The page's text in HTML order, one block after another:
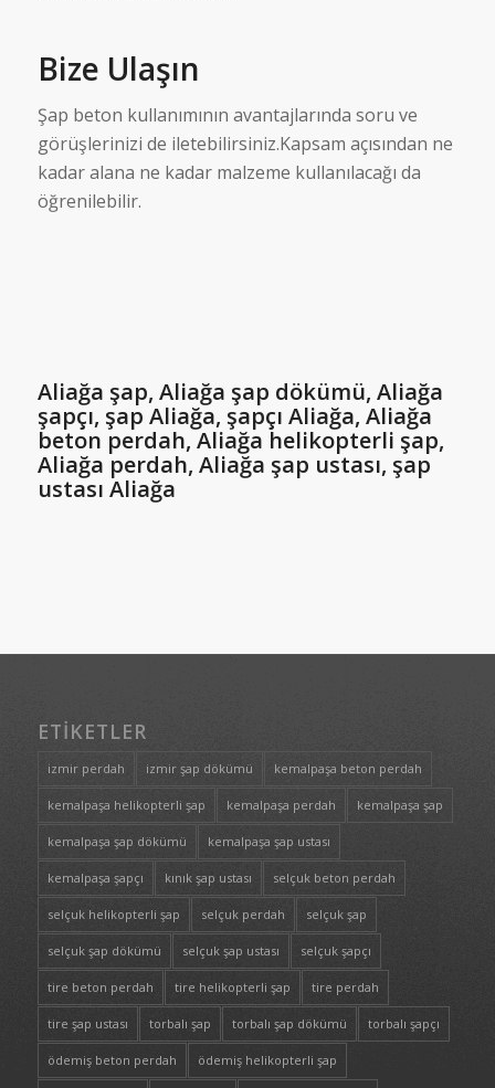
Bize Ulaşın
Şap beton kullanımının avantajlarında soru ve
görüşlerinizi de iletebilirsiniz.Kapsam açısından ne
kadar alana ne kadar malzeme kullanılacağı da
öğrenilebilir.
Aliağa şap, Aliağa şap dökümü, Aliağa
şapçı, şap Aliağa, şapçı Aliağa, Aliağa
beton perdah, Aliağa helikopterli şap,
Aliağa perdah, Aliağa şap ustası, şap
ustası Aliağa
ETIKETLER
izmir perdah izmir şap dökümü kemalpaşa beton perdah
kemalpaşa helikopterli şap kemalpaşa perdah kemalpaşa şap
kemalpaşa şap dökümü kemalpaşa şap ustası
kemalpaşa şapçı kınık şap ustası selçuk beton perdah
selçuk helikopterli şap selçuk perdah selçuk şap
selçuk şap dökümü selçuk şap ustası selçuk şapçı
tire beton perdah tire helikopterli şap tire perdah
tire şap ustası torbalı şap torbalı şap dökümü torbalı şapçı
ödemiş beton perdah ödemiş helikopterli şap